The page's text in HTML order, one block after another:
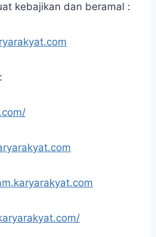
kebajikan dan beramal :